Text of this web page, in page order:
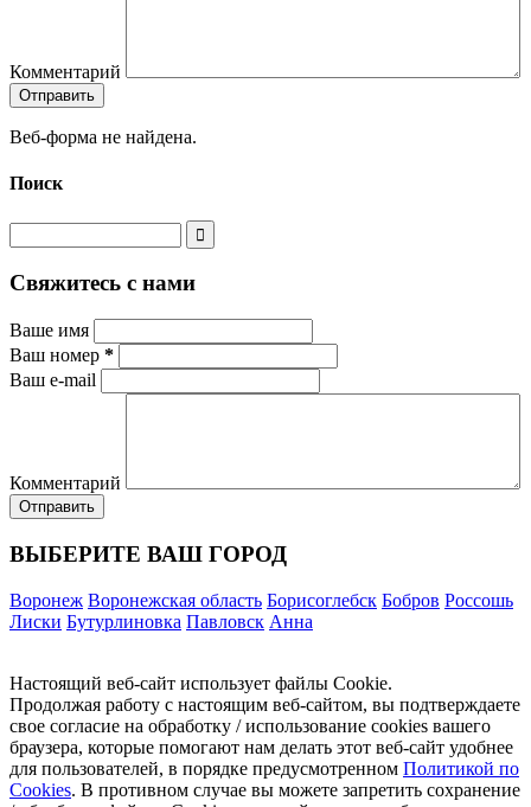
Комментарий
Веб-форма не найдена.
Поиск
Свяжитесь с нами
Ваше имя
Ваш номер *
Ваш e-mail
Комментарий
ВЫБЕРИТЕ ВАШ ГОРОД
Воронеж Воронежская область Борисоглебск Бобров Россошь
Лиски Бутурлиновка Павловск Анна
Настоящий веб-сайт использует файлы Cookie.
Продолжая работу с настоящим веб-сайтом, вы подтверждаете
свое согласие на обработку / использование cookies вашего
браузера, которые помогают нам делать этот веб-сайт удобнее
для пользователей, в порядке предусмотренном Политикой по
Cookies. В противном случае вы можете запретить сохранение